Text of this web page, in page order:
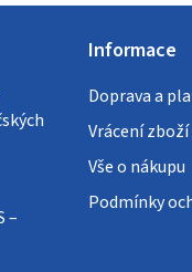
–
Informace
Doprava a
Vrácení
Vše o nákupu
Podmínky